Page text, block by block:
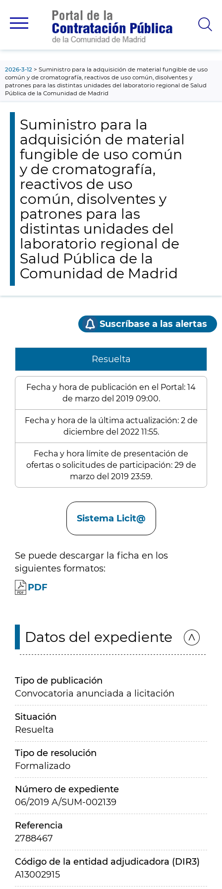
principal
2026-3-12
Suministro para la adquisición de material fungible de uso
común y de cromatografía, reactivos de uso común, disolventes y
patrones para las distintas unidades del laboratorio regional de Salud
Pública de la Comunidad de Madrid
Suministro para la
adquisición de material
fungible de uso común
y de cromatografía,
reactivos de uso
común, disolventes y
patrones para las
distintas unidades del
laboratorio regional de
Salud Pública de la
Comunidad de Madrid
Suscríbase a las alertas
Resuelta
Fecha y hora de publicación en el Portal: 14
de marzo del 2019 09:00.
Fecha y hora de la última actualización: 2 de
diciembre del 2022 11:55.
Fecha y hora límite de presentación de
ofertas o solicitudes de participación: 29 de
marzo del 2019 23:59.
Sistema Licit@
Se puede descargar la ficha en los
siguientes formatos:
PDF
Datos del expediente
Tipo de publicación
Convocatoria anunciada a licitación
Situación
Resuelta
Tipo de resolución
Formalizado
Número de expediente
06/2019 A/SUM-002139
Referencia
2788467
Código de la entidad adjudicadora (DIR3)
A13002915